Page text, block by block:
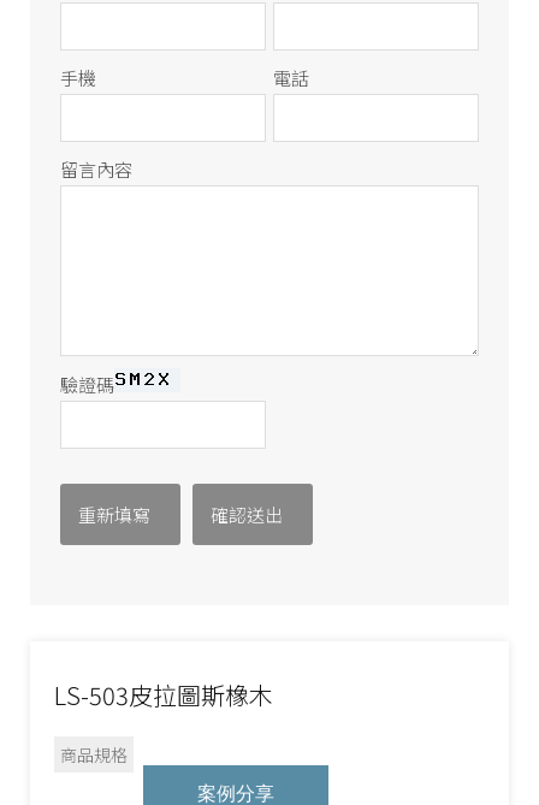
手機 電話
留言內容
驗證碼
LS-503皮拉圖斯橡木
商品規格
案例分享